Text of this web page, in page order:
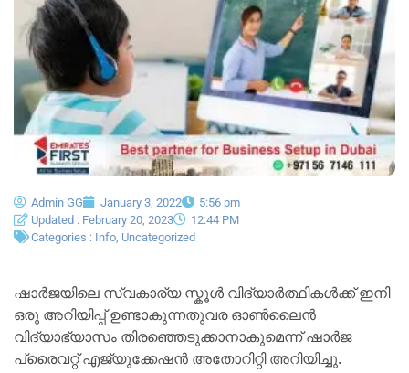
Admin GG January 3, 2022
5:56 pm
Updated : February 20, 2023
12:44 PM
Categories : Info Uncategorized
ഷാർജയിലെ സ്വകാര്യ സ്കൂൾ വിദ്യാർത്ഥികൾക്ക് ഇനി
ഒരു അറിയിപ്പ് ഉണ്ടാകുന്നതുവര ഓൺലൈൻ
വിദ്യാഭ്യാസം തിരഞ്ഞെടുക്കാനാകുമെന്ന് ഷാർജ
പ്രൈവറ്റ് എജ്യുക്കേഷൻ അതോറിറ്റി അറിയിച്ചു.